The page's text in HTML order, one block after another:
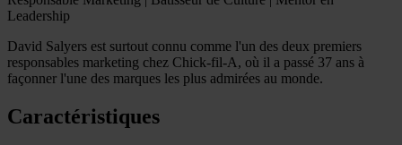
Leadership
David Salyers est surtout connu comme l'un des deux premiers
responsables marketing chez Chick-fil-A, où il a passé 37 ans à
façonner l'une des marques les plus admirées au monde.
Caractéristiques